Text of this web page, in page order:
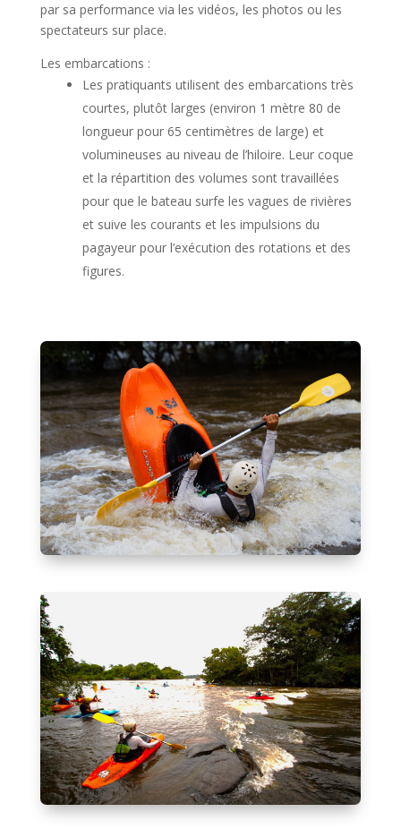
par sa performance via les vidéos, les photos ou les
spectateurs sur place.
Les embarcations :
Les pratiquants utilisent des embarcations très
courtes, plutôt larges (environ 1 mètre 80 de
longueur pour 65 centimètres de large) et
volumineuses au niveau de l’hiloire. Leur coque
et la répartition des volumes sont travaillées
pour que le bateau surfe les vagues de rivières
et suive les courants et les impulsions du
pagayeur pour l’exécution des rotations et des
figures.